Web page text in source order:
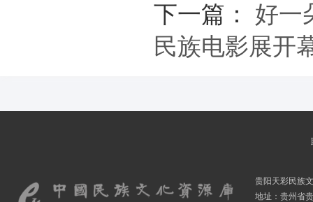
下一篇： 好一
民族电影展开
贵阳天彩民族
地址：贵州省